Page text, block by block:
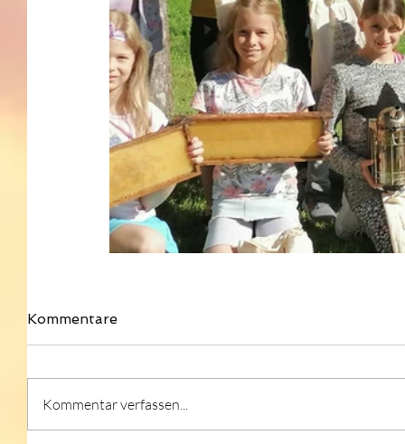
Kommentare
Kommentar verfassen...